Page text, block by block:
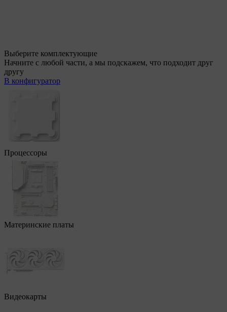
Выберите комплектующие
Начните с любой части, а мы подскажем, что подходит друг
другу
В конфигуратор
Процессоры
Материнские платы
Видеокарты